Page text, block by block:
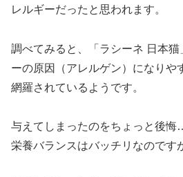
レルギーだったと思われます。
調べてみると、「ラシーネ 日本
ーの原因（アレルゲン）になりや
網羅されているようです。
与えてしまったのをちょっと後悔
栄養バランスはバッチリなのです